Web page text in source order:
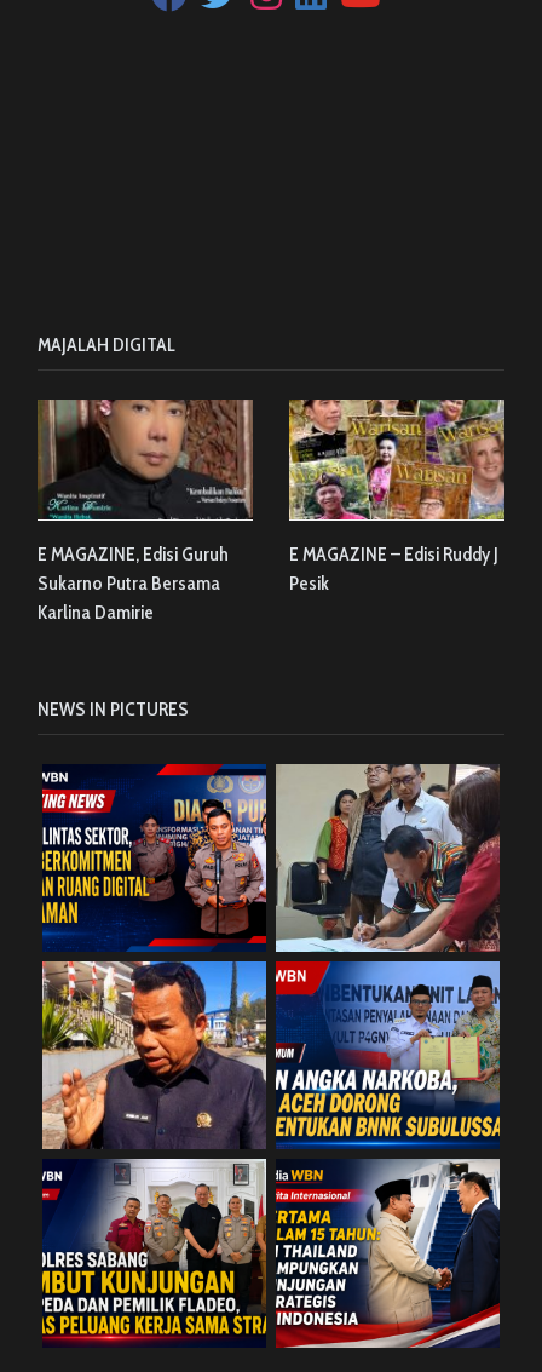
MAJALAH DIGITAL
E MAGAZINE, Edisi Guruh
Sukarno Putra Bersama
Karlina Damirie
E MAGAZINE – Edisi Ruddy J
Pesik
NEWS IN PICTURES